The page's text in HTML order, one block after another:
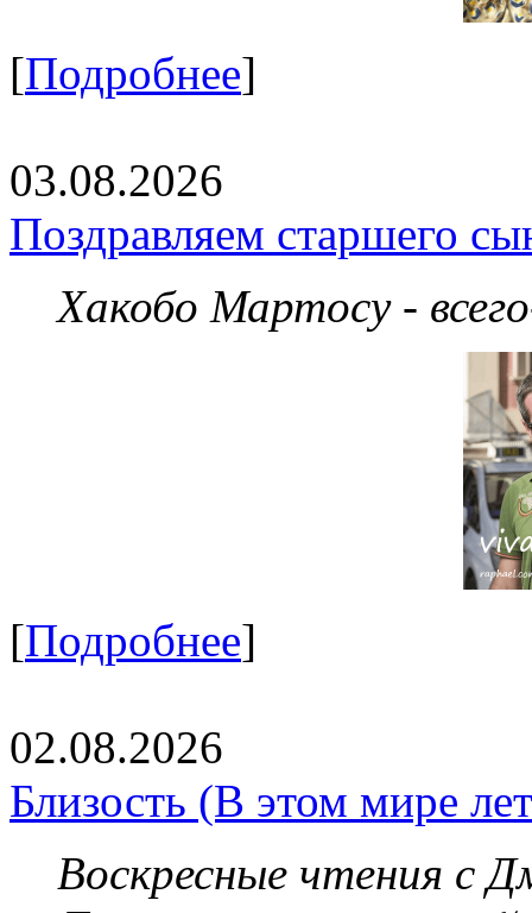
[Подробнее]
03.08.2026
Поздравляем старшего
Хакобо Мартосу -
[Подробнее]
02.08.2026
Близость (В этом мире
Воскресные чтения с